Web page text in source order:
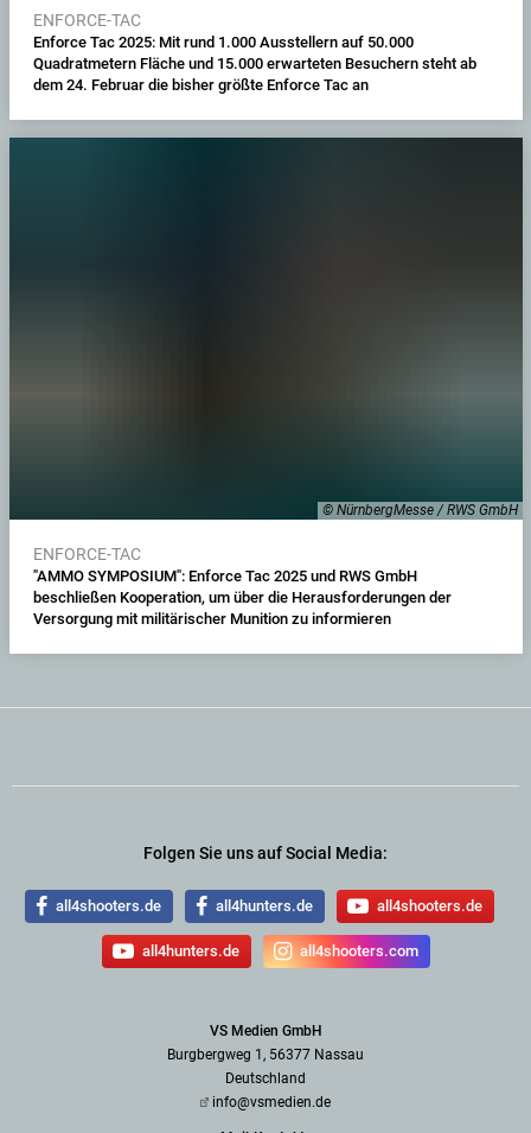
ENFORCE-TAC
Enforce Tac 2025: Mit rund 1.000 Ausstellern auf 50.000
Quadratmetern Fläche und 15.000 erwarteten Besuchern steht ab
dem 24. Februar die bisher größte Enforce Tac an
© NürnbergMesse / RWS GmbH
ENFORCE-TAC
"AMMO SYMPOSIUM": Enforce Tac 2025 und RWS GmbH
beschließen Kooperation, um über die Herausforderungen der
Versorgung mit militärischer Munition zu informieren
Folgen Sie uns auf Social Media:
all4shooters.de all4hunters.de all4shooters.de
all4hunters.de all4shooters.com
VS Medien GmbH
Burgbergweg 1, 56377 Nassau
Deutschland
info@vsmedien.de